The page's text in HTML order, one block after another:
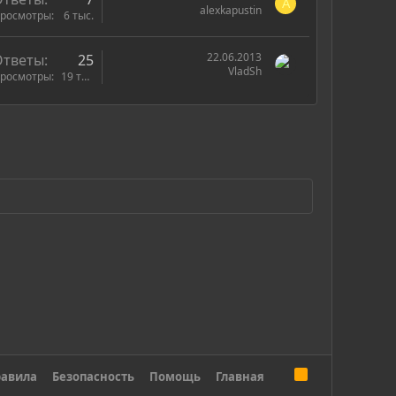
6 тыс.
alexkapustin
A
25
19 тыс.
22.06.2013
VladSh
Безопасность Помощь Главная